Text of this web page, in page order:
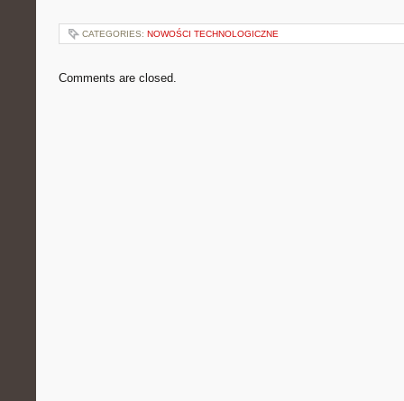
CATEGORIES: NOWOŚCI TECHNOLOGICZNE
Comments are closed.